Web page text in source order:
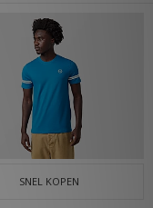
SNEL KOPEN